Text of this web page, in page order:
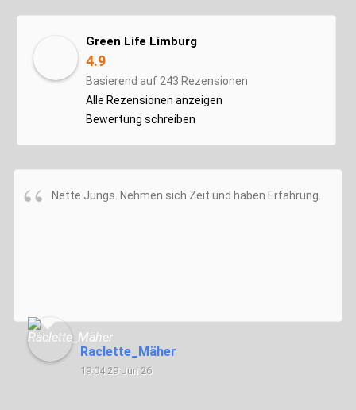
Green Life Limburg
4.9
Basierend auf 243 Rezensionen
Alle Rezensionen anzeigen
Bewertung schreiben
Nette Jungs. Nehmen sich Zeit und haben Erfahrung.
Raclette_Mäher
19:04 29 Jun 26